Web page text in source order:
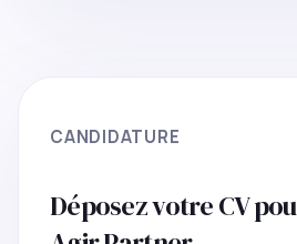
CANDIDATURE
Déposez votre CV